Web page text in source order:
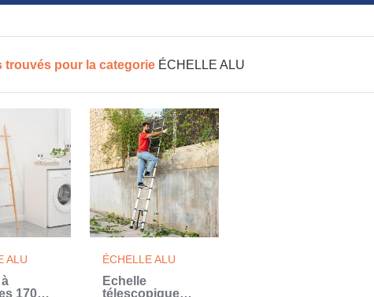
trouvés pour la categorie ÉCHELLE ALU
ALU
170
ÉCHELLE ALU
Échelle
télescopique